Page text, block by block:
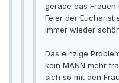
gerade das Frauen
Feier der
immer wieder
Das einzige
kein MANN mehr
sich so mit den